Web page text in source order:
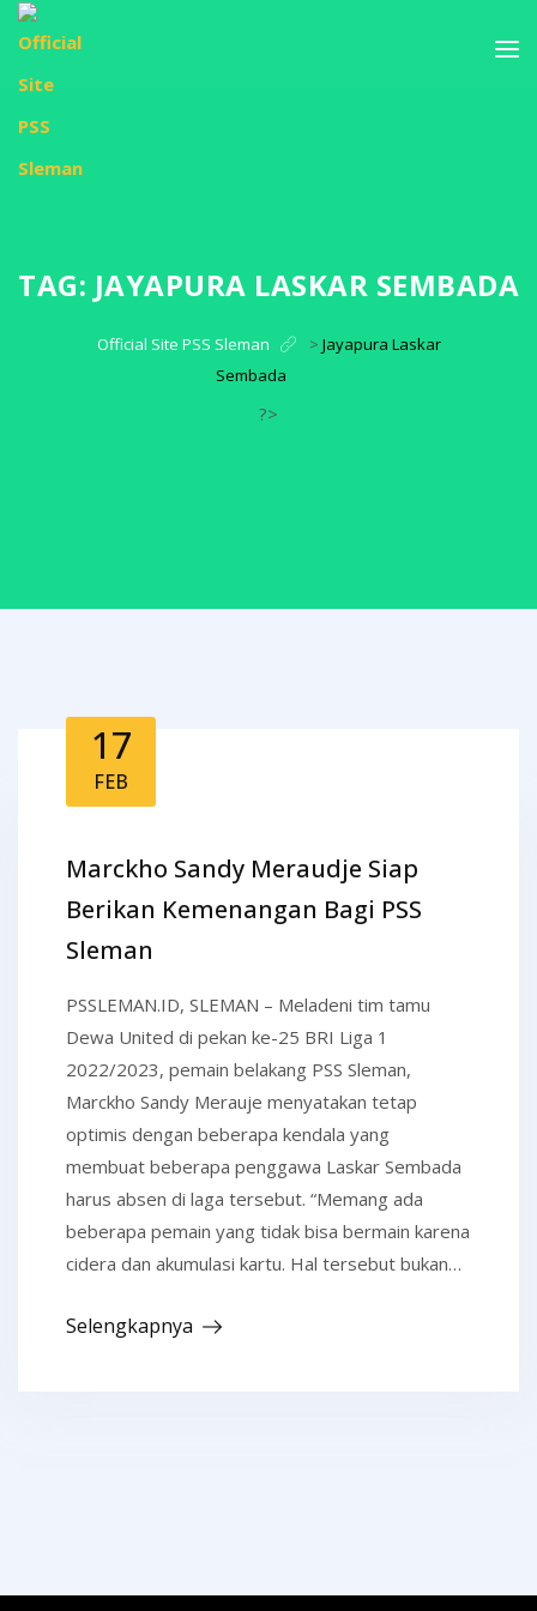
TAG: JAYAPURA LASKAR SEMBADA
Official Site PSS Sleman > Jayapura Laskar
Sembada
?>
17
FEB
Marckho Sandy Meraudje Siap
Berikan Kemenangan Bagi PSS
Sleman
PSSLEMAN.ID, SLEMAN – Meladeni tim tamu
Dewa United di pekan ke-25 BRI Liga 1
2022/2023, pemain belakang PSS Sleman,
Marckho Sandy Merauje menyatakan tetap
optimis dengan beberapa kendala yang
membuat beberapa penggawa Laskar Sembada
harus absen di laga tersebut. “Memang ada
beberapa pemain yang tidak bisa bermain karena
cidera dan akumulasi kartu. Hal tersebut bukan…
Selengkapnya